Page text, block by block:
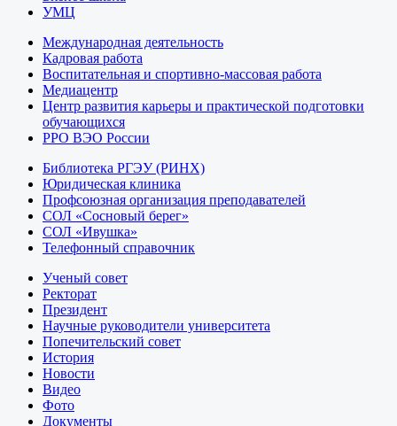
УМЦ
Международная деятельность
Кадровая работа
Воспитательная и спортивно-массовая работа
Медиацентр
Центр развития карьеры и практической подготовки
обучающихся
РРО ВЭО России
Библиотека РГЭУ (РИНХ)
Юридическая клиника
Профсоюзная организация преподавателей
СОЛ «Сосновый берег»
СОЛ «Ивушка»
Телефонный справочник
Ученый совет
Ректорат
Президент
Научные руководители университета
Попечительский совет
История
Новости
Видео
Фото
Документы